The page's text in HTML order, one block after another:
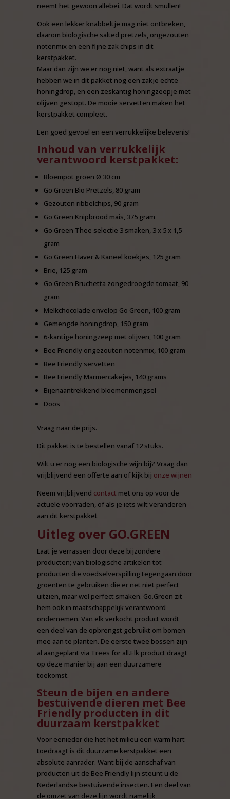
neemt het gewoon allebei. Dat wordt smullen!
Ook een lekker knabbeltje mag niet ontbreken,
daarom biologische salted pretzels, ongezouten
notenmix en een fijne zak chips in dit
kerstpakket.
Maar dan zijn we er nog niet, want als extraatje
hebben we in dit pakket nog een zakje echte
honingdrop, en een zeskantig honingzeepje met
olijven gestopt. De mooie servetten maken het
kerstpakket compleet.
Een goed gevoel en een verrukkelijke belevenis!
Inhoud van verrukkelijk
verantwoord kerstpakket:
Bloempot groen Ø 30 cm
Go Green Bio Pretzels, 80 gram
Gezouten ribbelchips, 90 gram
Go Green Knipbrood mais, 375 gram
Go Green Thee selectie 3 smaken, 3 x 5 x 1,5
gram
Go Green Haver & Kaneel koekjes, 125 gram
Brie, 125 gram
Go Green Bruchetta zongedroogde tomaat, 90
gram
Melkchocolade envelop Go Green, 100 gram
Gemengde honingdrop, 150 gram
6-kantige honingzeep met olijven, 100 gram
Bee Friendly ongezouten notenmix, 100 gram
Bee Friendly servetten
Bee Friendly Marmercakejes, 140 grams
Bijenaantrekkend bloemenmengsel
Doos
Vraag naar de prijs.
Dit pakket is te bestellen vanaf 12 stuks.
Wilt u er nog een biologische wijn bij? Vraag dan
vrijblijvend een offerte aan of kijk bij onze wijnen
Neem vrijblijvend contact met ons op voor de
actuele voorraden, of als je iets wilt veranderen
aan dit kerstpakket
Uitleg over GO.GREEN
Laat je verrassen door deze bijzondere
producten; van biologische artikelen tot
producten die voedselverspilling tegengaan door
groenten te gebruiken die er net niet perfect
uitzien, maar wel perfect smaken. Go.Green zit
hem ook in maatschappelijk verantwoord
ondernemen. Van elk verkocht product wordt
een deel van de opbrengst gebruikt om bomen
mee aan te planten. De eerste twee bossen zijn
al aangeplant via Trees for all.Elk product draagt
op deze manier bij aan een duurzamere
toekomst.
Steun de bijen en andere
bestuivende dieren met Bee
Friendly producten in dit
duurzaam kerstpakket
Voor eenieder die het het milieu een warm hart
toedraagt is dit duurzame kerstpakket een
absolute aanrader. Want bij de aanschaf van
producten uit de Bee Friendly lijn steunt u de
Nederlandse bestuivende insecten. Een deel van
de omzet van deze lijn wordt namelijk